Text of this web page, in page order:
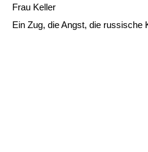
Frau Keller
Ein Zug, die Angst, die russische